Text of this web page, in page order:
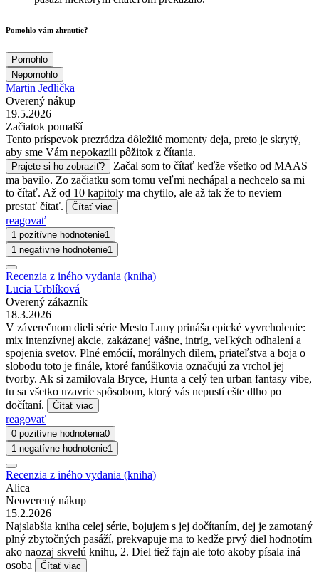
Pomohlo vám zhrnutie?
Pomohlo
Nepomohlo
Martin Jedlička
Overený nákup
19.5.2026
Začiatok pomalší
Tento príspevok prezrádza dôležité momenty deja, preto je skrytý,
aby sme Vám nepokazili pôžitok z čítania.
Prajete si ho zobraziť?
Začal som to čítať keďže všetko od MAAS
ma bavilo. Zo začiatku som tomu veľmi nechápal a nechcelo sa mi
to čítať. Až od 10 kapitoly ma chytilo, ale až tak že to neviem
prestať čítať.
Čítať viac
reagovať
1 pozitívne hodnotenie1
1 negatívne hodnotenie1
Recenzia z iného vydania (kniha)
Lucia Urblíková
Overený zákazník
18.3.2026
V záverečnom dieli série Mesto Luny prináša epické vyvrcholenie:
mix intenzívnej akcie, zakázanej vášne, intríg, veľkých odhalení a
spojenia svetov. Plné emócií, morálnych dilem, priateľstva a boja o
slobodu toto je finále, ktoré fanúšikovia označujú za vrchol jej
tvorby. Ak si zamilovala Bryce, Hunta a celý ten urban fantasy vibe,
tu sa všetko uzavrie spôsobom, ktorý vás nepustí ešte dlho po
dočítaní.
Čítať viac
reagovať
0 pozitívne hodnotenia0
1 negatívne hodnotenie1
Recenzia z iného vydania (kniha)
Alica
Neoverený nákup
15.2.2026
Najslabšia kniha celej série, bojujem s jej dočítaním, dej je zamotaný
plný zbytočných pasáží, prekvapuje ma to kedže prvý diel hodnotím
ako naozaj skvelú knihu, 2. Diel tiež fajn ale toto akoby písala iná
osoba
Čítať viac